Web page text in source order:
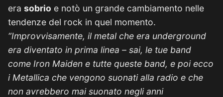
era sobrio e notò un grande cambiamento nelle
tendenze del rock in quel momento.
“Improvvisamente, il metal che era underground
era diventato in prima linea – sai, le tue band
come Iron Maiden e tutte queste band, e poi ecco
i Metallica che vengono suonati alla radio e che
non avrebbero mai suonato negli anni